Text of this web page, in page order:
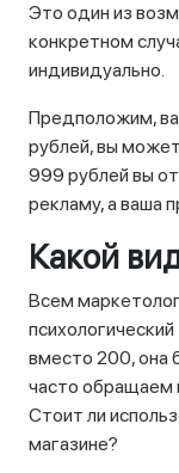
Это один из
конкретном
индивидуально.
Предположим,
рублей, вы
999 рублей вы
рекламу, а ваша
Какой
Всем
вместо 200, она
часто обращаем
Стоит ли
магазине?